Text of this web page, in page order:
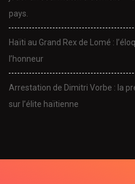
pays.
Haïti au Grand Rex de Lomé :
l’honneur
Arrestation de Dimitri Vorbe : la
sur l’élite haïtienne